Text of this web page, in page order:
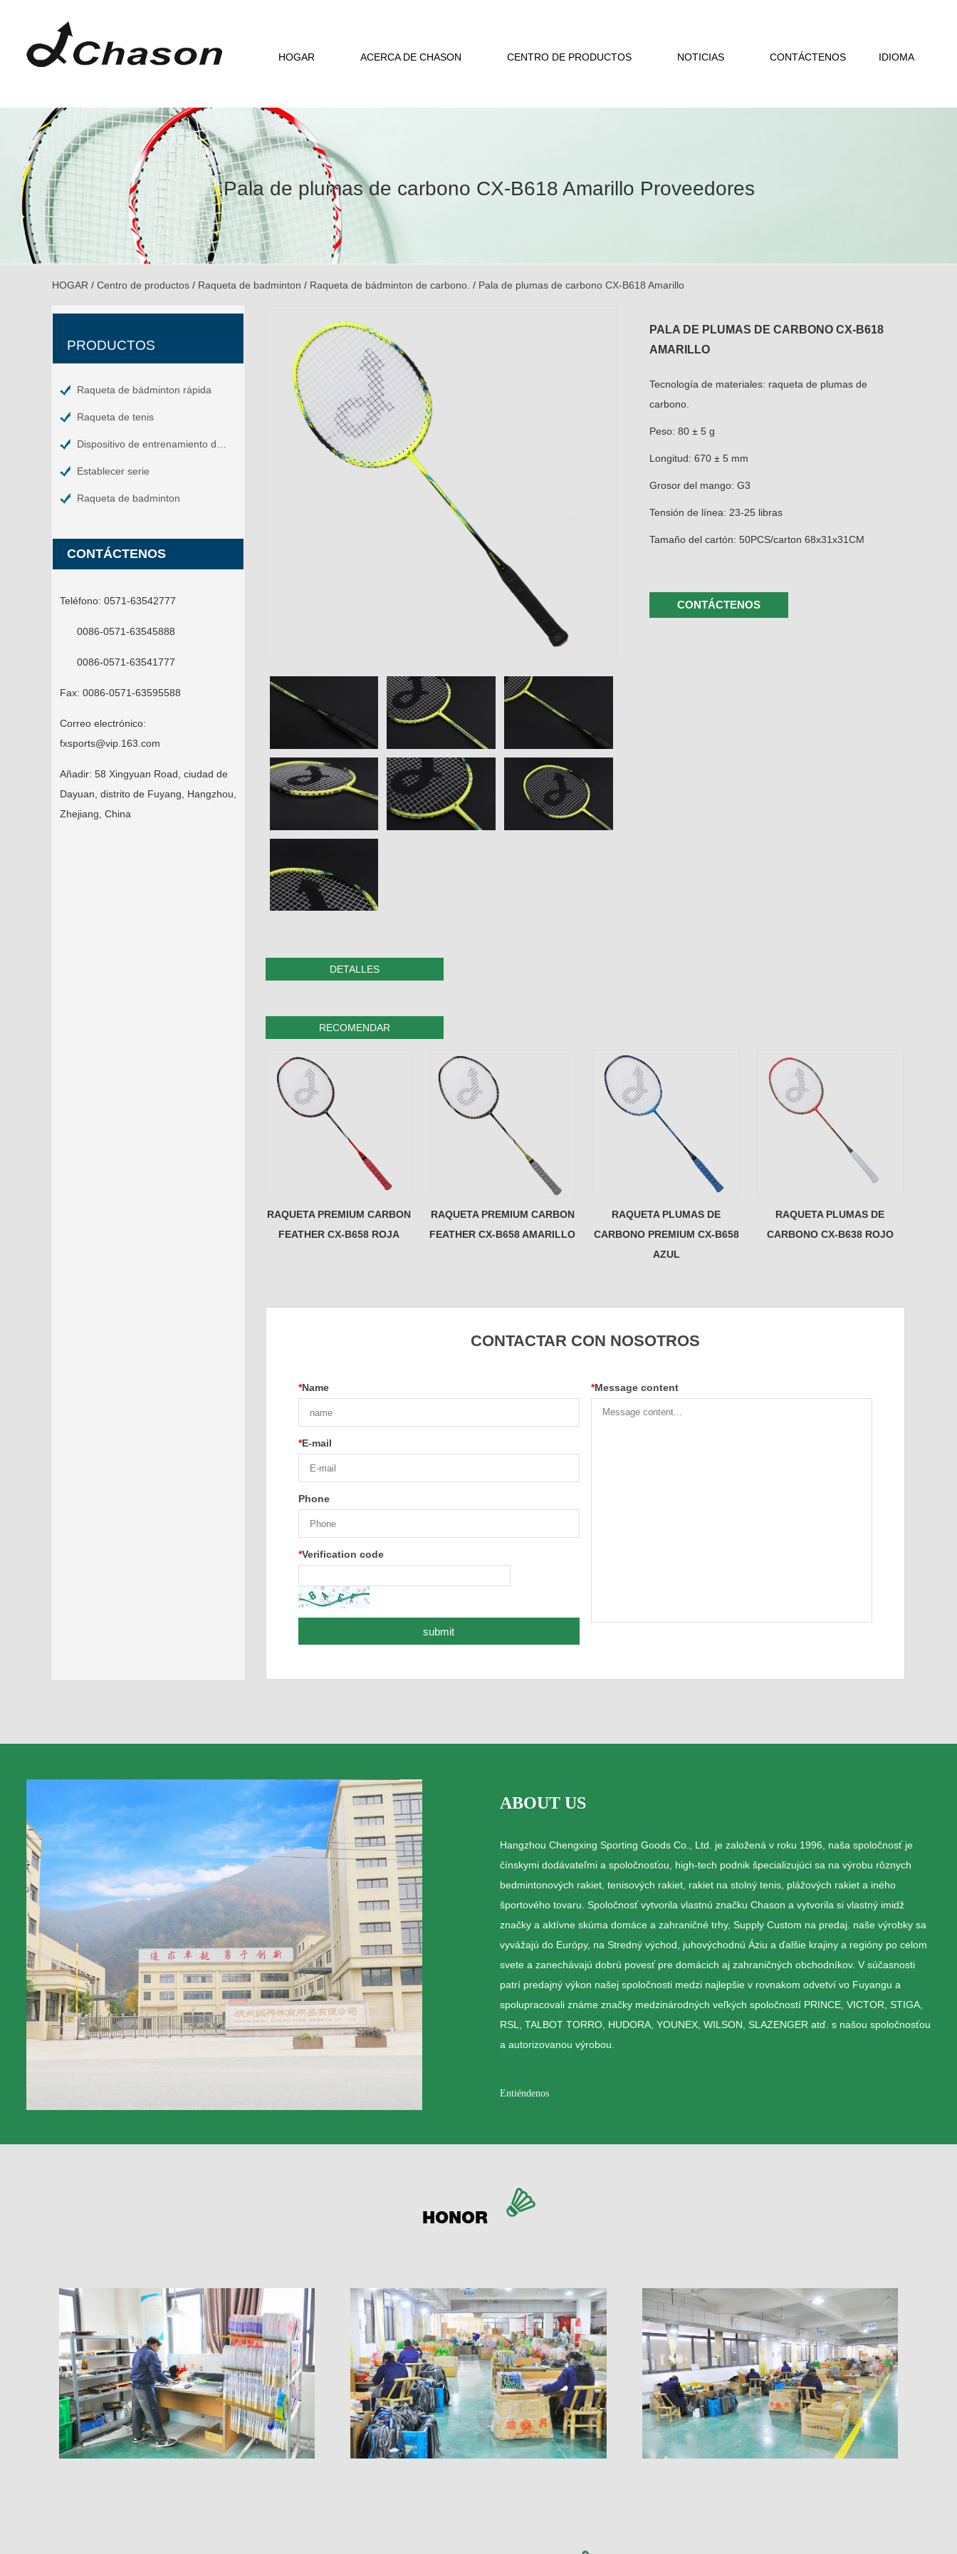
IDIOMA
HOGAR ACERCA DE CHASON CENTRO DE PRODUCTOS NOTICIAS CONTÁCTENOS
Pala de plumas de carbono CX-B618 Amarillo Proveedores
HOGAR / Centro de productos / Raqueta de badminton / Raqueta de bádminton de carbono. / Pala de plumas de carbono CX-B618 Amarillo
PRODUCTOS
Raqueta de bádminton rápida
Raqueta de tenis
Establecer serie
Raqueta de badminton
CONTÁCTENOS
Teléfono: 0571-63542777
0086-0571-63545888
0086-0571-63541777
Fax: 0086-0571-63595588
Correo electrónico:
fxsports@vip.163.com
Añadir: 58 Xingyuan Road, ciudad de
Dayuan, distrito de Fuyang, Hangzhou,
Zhejiang, China
PALA DE PLUMAS DE CARBONO CX-B618
AMARILLO
Tecnología de materiales: raqueta de plumas de
carbono.
Peso: 80 ± 5 g
Longitud: 670 ± 5 mm
Grosor del mango: G3
Tensión de línea: 23-25 ​​​​libras
Tamaño del cartón: 50PCS/carton 68x31x31CM
CONTÁCTENOS
DETALLES
RECOMENDAR
RAQUETA PREMIUM CARBON
FEATHER CX-B658 ROJA
RAQUETA PREMIUM CARBON
FEATHER CX-B658 AMARILLO
RAQUETA PLUMAS DE
CARBONO PREMIUM CX-B658
AZUL
RAQUETA PLUMAS DE
CARBONO CX-B638 ROJO
CONTACTAR CON NOSOTROS
*Name
*E-mail
Phone
*Verification code
*Message content
ABOUT US
Hangzhou Chengxing Sporting Goods Co., Ltd. je založená v roku 1996, naša spoločnosť je
čínskymi dodávateľmi a spoločnosťou, high-tech podnik špecializujúci sa na výrobu rôznych
bedmintonových rakiet, tenisových rakiet, rakiet na stolný tenis, plážových rakiet a iného
športového tovaru. Spoločnosť vytvorila vlastnú značku Chason a vytvorila si vlastný imidž
značky a aktívne skúma domáce a zahraničné trhy, Supply Custom na predaj. naše výrobky sa
vyvážajú do Európy, na Stredný východ, juhovýchodnú Áziu a ďalšie krajiny a regióny po celom
svete a zanechávajú dobrú povesť pre domácich aj zahraničných obchodníkov. V súčasnosti
patrí predajný výkon našej spoločnosti medzi najlepšie v rovnakom odvetví vo Fuyangu a
spolupracovali známe značky medzinárodných veľkých spoločností PRINCE, VICTOR, STIGA,
RSL, TALBOT TORRO, HUDORA, YOUNEX, WILSON, SLAZENGER atď. s našou spoločnosťou
a autorizovanou výrobou.
Entiéndenos
HONOR